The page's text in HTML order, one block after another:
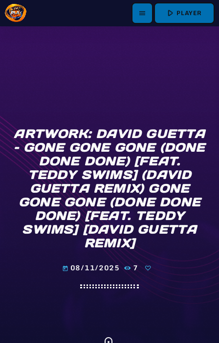
menu play_arrow PLAYER
ARTWORK: DAVID GUETTA
– GONE GONE GONE (DONE
DONE DONE) [FEAT.
TEDDY SWIMS] (DAVID
GUETTA REMIX) GONE
GONE GONE (DONE DONE
DONE) [FEAT. TEDDY
SWIMS] [DAVID GUETTA
REMIX]
today 08/11/2025 7